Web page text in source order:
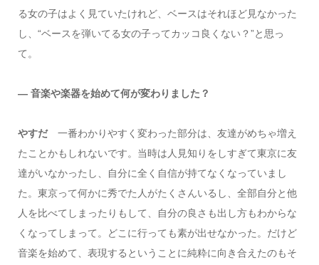
る女の子はよく見ていたけれど、ベースはそれほど見なかった
し、“ベースを弾いてる女の子ってカッコ良くない？”と思っ
て。
― 音楽や楽器を始めて何が変わりました？
やすだ 一番わかりやすく変わった部分は、友達がめちゃ増え
たことかもしれないです。当時は人見知りをしすぎて東京に友
達がいなかったし、自分に全く自信が持てなくなっていまし
た。東京って何かに秀でた人がたくさんいるし、全部自分と他
人を比べてしまったりもして、自分の良さも出し方もわからな
くなってしまって。どこに行っても素が出せなかった。だけど
音楽を始めて、表現するということに純粋に向き合えたのもそ